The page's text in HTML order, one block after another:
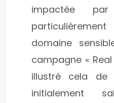
impactée
domaine
campagne «
illustré cela de
initialement